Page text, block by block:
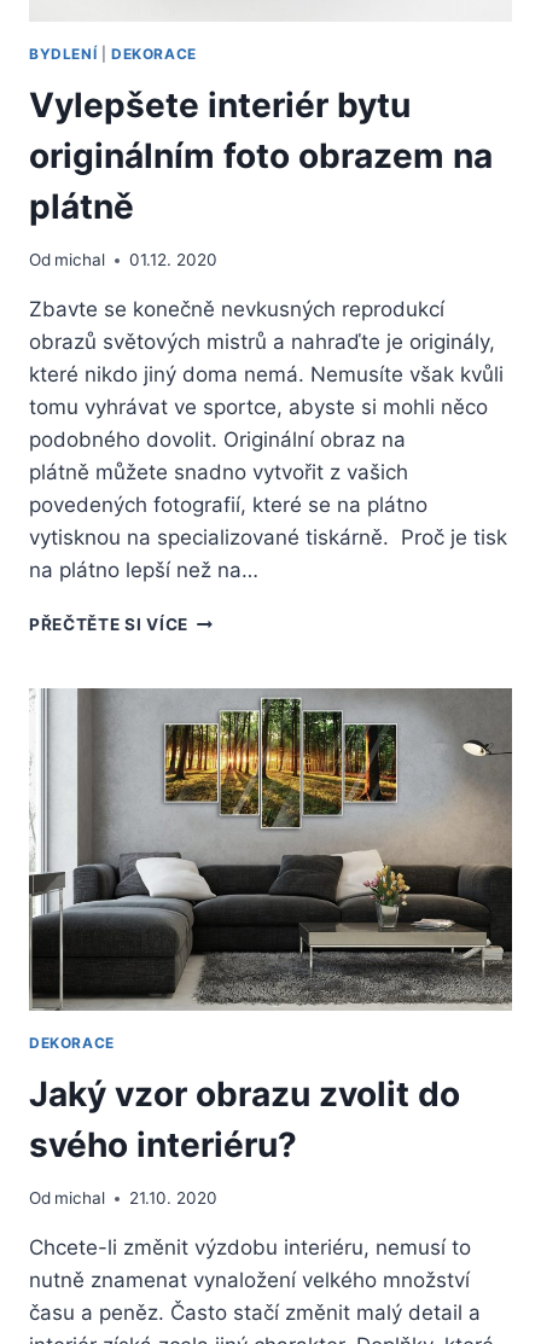
BYDLENÍ DEKORACE
Vylepšete interiér bytu
originálním foto obrazem na
plátně
Od michal 01.12. 2020
Zbavte se konečně nevkusných reprodukcí
obrazů světových mistrů a nahraďte je originály,
které nikdo jiný doma nemá. Nemusíte však kvůli
tomu vyhrávat ve sportce, abyste si mohli něco
podobného dovolit. Originální obraz na
plátně můžete snadno vytvořit z vašich
povedených fotografií, které se na plátno
vytisknou na specializované tiskárně. Proč je tisk
na plátno lepší než na…
PŘEČTĚTE SI VÍCEVYLEPŠETE
ORIGINÁLNÍM
FOTO
OBRAZEM
NA
PLÁTNĚ
DEKORACE
Jaký vzor obrazu zvolit do
svého interiéru?
Od michal 21.10. 2020
Chcete-li změnit výzdobu interiéru, nemusí to
nutně znamenat vynaložení velkého množství
času a peněz. Často stačí změnit malý detail a